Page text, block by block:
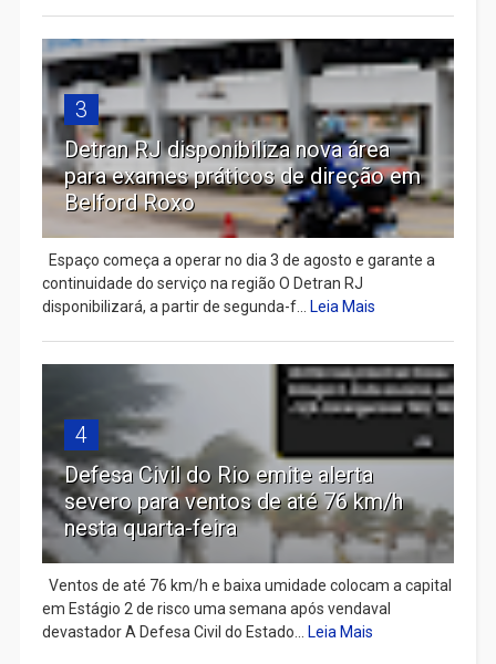
3
Detran RJ disponibiliza nova área
para exames práticos de direção em
Belford Roxo
Espaço começa a operar no dia 3 de agosto e garante a
continuidade do serviço na região O Detran RJ
disponibilizará, a partir de segunda-f... Leia Mais
4
Defesa Civil do Rio emite alerta
severo para ventos de até 76 km/h
nesta quarta-feira
Ventos de até 76 km/h e baixa umidade colocam a capital
em Estágio 2 de risco uma semana após vendaval
devastador A Defesa Civil do Estado... Leia Mais